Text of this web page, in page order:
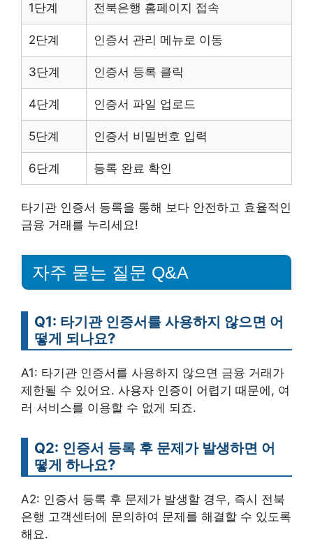
1단계 전북은행 홈페이지 접속
2단계 인증서 관리 메뉴로 이동
3단계 인증서 등록 클릭
4단계 인증서 파일 업로드
5단계 인증서 비밀번호 입력
6단계 등록 완료 확인
타기관 인증서 등록을 통해 보다 안전하고 효율적인
금융 거래를 누리세요!
자주 묻는 질문 Q&A
Q1: 타기관 인증서를 사용하지 않으면 어
떻게 되나요?
A1: 타기관 인증서를 사용하지 않으면 금융 거래가
제한될 수 있어요. 사용자 인증이 어렵기 때문에, 여
러 서비스를 이용할 수 없게 되죠.
Q2: 인증서 등록 후 문제가 발생하면 어
떻게 하나요?
A2: 인증서 등록 후 문제가 발생할 경우, 즉시 전북
은행 고객센터에 문의하여 문제를 해결할 수 있도록
해요.